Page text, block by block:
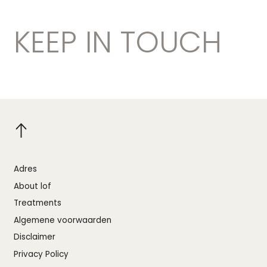
KEEP IN TOUCH
Adres
About lof
Treatments
Algemene voorwaarden
Disclaimer
Privacy Policy